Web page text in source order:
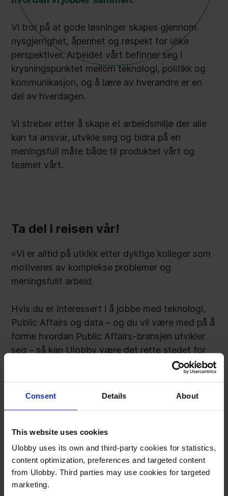
Consent Details About
This website uses cookies
Ulobby uses its own and third-party cookies for statistics,
content optimization, preferences and targeted content
from Ulobby. Third parties may use cookies for targeted
marketing.
Vi tror på at gode løsninger skapes gjennom
nysgjerrighet, åpenhet og respekt for ulike
perspektiver. Arbeidet vårt befinner seg i
krysningspunktet mellom teknologi, politikk og
kommunikasjon, og å lære av hverandre er en
del av hverdagen.
Vi streber etter å skape et arbeidsmiljø der alle
kan ta ansvar, utvikle seg og bidra på en
meningsfull måte både til produktet vårt og
teamet vårt.
Ta del i reisen vår!
«Vi er alltid på utkikk etter dyktige kolleger som
motiveres av komplekse problemer og
meningsfullt arbeid.
Hvis du er interessert i å jobbe med teknologi,
Public Affairs og data – og du vil være med på å
forme hvordan Public Affairs-bransjen utvikler
seg – så kan Ulobby være det rette stedet for
Ta gjerne kontakt, selv hvis det ikke finnes en
Mariann Malchau Olsen
Head of Public Affairs Solutions
Send uoppfordrede søknader til:
career@ulobby.eu